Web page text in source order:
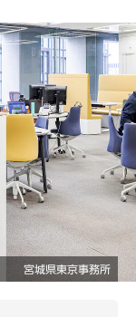
宮城県東京事務所